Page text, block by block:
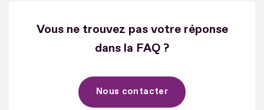
Vous ne trouvez pas votre réponse
dans la FAQ ?
Nous contacter